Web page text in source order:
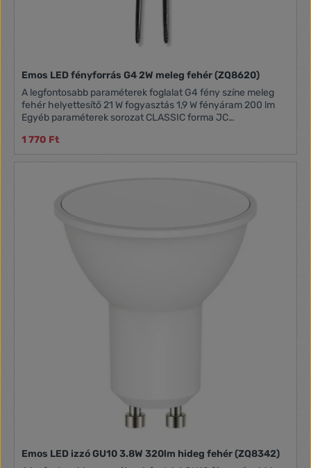
Emos LED fényforrás G4 2W meleg fehér (ZQ8620)
A legfontosabb paraméterek foglalat G4 fény színe meleg
fehér helyettesítő 21 W fogyasztás 1,9 W fényáram 200 lm
Egyéb paraméterek sorozat CLASSIC forma JC
szög 300° színvisszaadási index (CRI) Ra >80 energiaosztály
(2021.9.1 -től) F élettartam 30 000 óra technológia LED
időszak 3 év méretek 36 × 10 × 10 mm értékesítési
csomagolás 1 db, kis doboz
1 770 Ft
Emos LED izzó GU10 3.8W 320lm hideg fehér (ZQ8342)